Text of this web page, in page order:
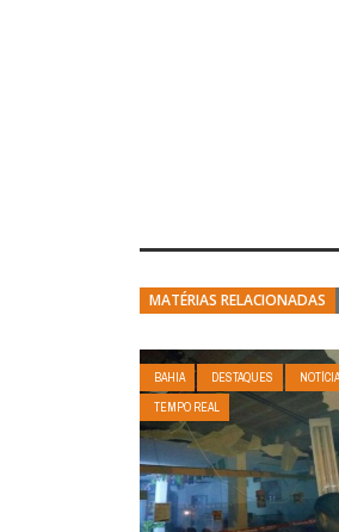
MATÉRIAS RELACIONADAS
BAHIA DESTAQUES
TEMPO REAL